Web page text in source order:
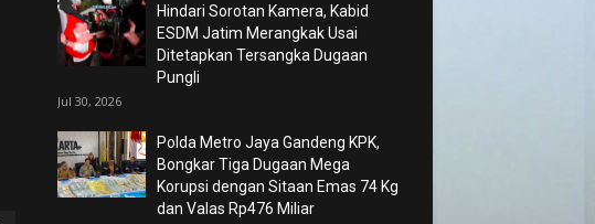
Hindari Sorotan Kamera, Kabid
ESDM Jatim Merangkak Usai
Ditetapkan Tersangka Dugaan
Pungli
Jul 30, 2026
Polda Metro Jaya Gandeng KPK,
Bongkar Tiga Dugaan Mega
Korupsi dengan Sitaan Emas 74 Kg
dan Valas Rp476 Miliar